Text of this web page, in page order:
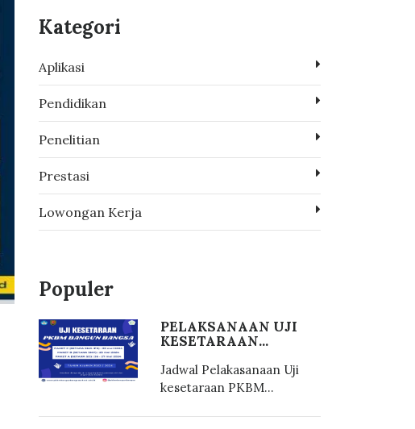
Kategori
Aplikasi
Pendidikan
Penelitian
Prestasi
Lowongan Kerja
Populer
PELAKSANAAN UJI
KESETARAAN...
Jadwal Pelakasanaan Uji
kesetaraan PKBM...